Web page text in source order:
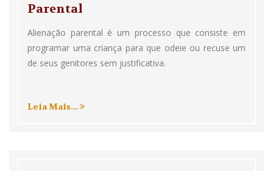
Parental
Alienação parental é um processo que consiste em
programar uma criança para que odeie ou recuse um
de seus genitores sem justificativa.
Leia Mais...